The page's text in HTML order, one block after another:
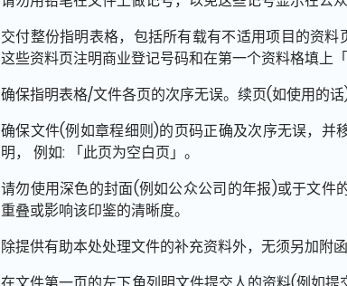
交付整份指明表格，包括所有载有不适用项目的资
这些资料页注明商业登记号码和在第一个资料格填上
确保指明表格/文件各页的次序无误。续页(如使用的话
确保文件(例如章程细则)的页码正确及次序无误，并
明， 例如: 「此页为空白页」。
请勿使用深色的封面(例如公众公司的年报)或于文件
重叠或影响该印鉴的清晰度。
除提供有助本处处理文件的补充资料外，无须另加附函